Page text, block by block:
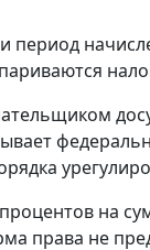
на
права не